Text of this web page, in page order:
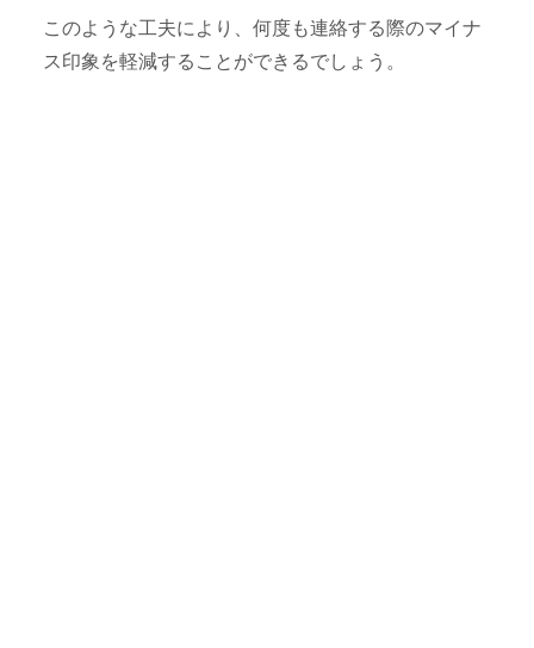
このような工夫により、何度も連絡する際のマイナ
ス印象を軽減することができるでしょう。